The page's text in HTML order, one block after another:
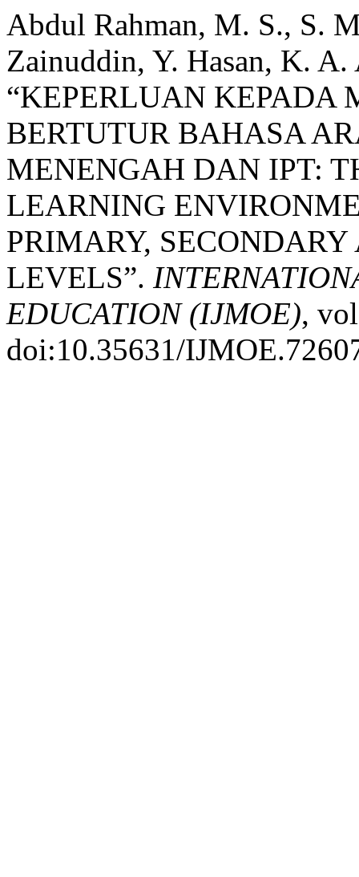
Abdul Rahman, M. S., S.
Zainuddin, Y. Hasan, K.
“KEPERLUAN KEPADA
BERTUTUR BAHASA
MENENGAH DAN IPT:
LEARNING
PRIMARY,
LEVELS”.
EDUCATION (IJMOE),
doi:10.35631/